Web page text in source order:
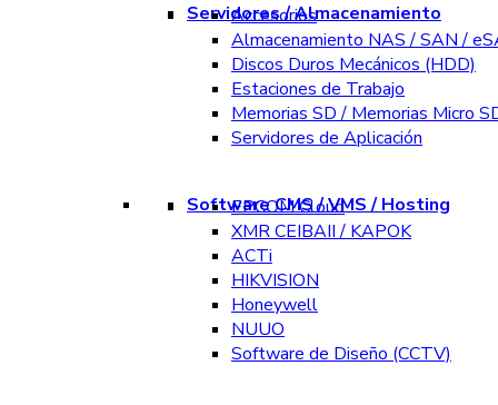
Servidores / Almacenamiento
Accesorios
Almacenamiento NAS / SAN /
Discos Duros Mecánicos (HDD)
Estaciones de Trabajo
Memorias SD / Memorias Micro
Servidores de Aplicación
Software CMS / VMS / Hosting
EPCOM Cloud
XMR CEIBAII / KAPOK
ACTi
HIKVISION
Honeywell
NUUO
Software de Diseño (CCTV)